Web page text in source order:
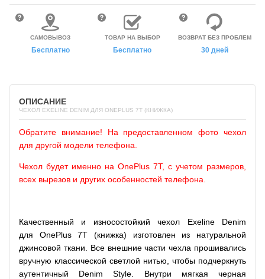
САМОВЫВОЗ
Бесплатно
ТОВАР НА ВЫБОР
Бесплатно
ВОЗВРАТ БЕЗ ПРОБЛЕМ
30 дней
ОПИСАНИЕ
ЧЕХОЛ EXELINE DENIM ДЛЯ ONEPLUS 7T (КНИЖКА)
Обратите внимание! На предоставленном фото чехол
для другой модели телефона.
Чехол будет именно на OnePlus 7T, с учетом размеров,
всех вырезов и других особенностей телефона.
Качественный и износостойкий чехол Exeline Denim
для OnePlus 7T (книжка) изготовлен из натуральной
джинсовой ткани. Все внешние части чехла прошивались
вручную классической светлой нитью, чтобы подчеркнуть
аутентичный Denim Style. Внутри мягкая черная